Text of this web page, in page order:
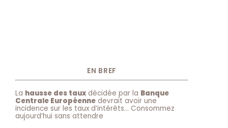
EN BREF
La hausse des taux décidée par la Banque
Centrale Européenne devrait avoir une
incidence sur les taux d’intérêts… Consommez
aujourd’hui sans attendre